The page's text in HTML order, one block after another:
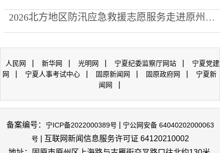
2026北方地区防汛应急救援志愿服务走进原州区宋家巷社区
人民网 新华网 光明网 宁夏纪委监察厅网站
宁夏党建
网
宁夏人事考试中心 固原新闻网 固原政府网
宁夏新
闻网
备案编号： 宁ICP备2022000389号
宁公网安备 64040202000063
号 | 互联网新闻信息服务许可证 64120210002